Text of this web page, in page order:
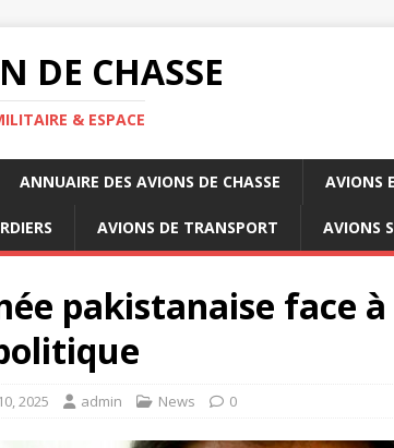
DE CHASSE
& ESPACE
ANNUAIRE DES AVIONS DE CHASSE AVIONS
AVIONS DE TRANSPORT AVIONS
pakistanaise face
2025 admin News 0